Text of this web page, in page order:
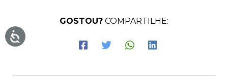
GOSTOU? COMPARTILHE: